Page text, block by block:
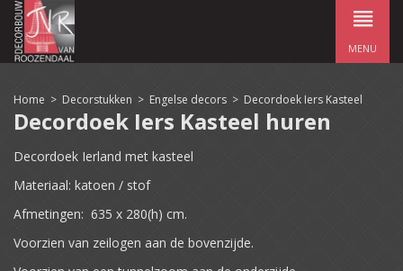
MENU
Home > Decorstukken > Engelse decors > Decordoek Iers Kasteel
Decordoek Iers Kasteel huren
Decordoek Ierland met kasteel
Materiaal: katoen / stof
Afmetingen: 635 x 280(h) cm.
Voorzien van zeilogen aan de bovenzijde.